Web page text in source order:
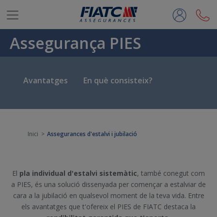
Salta al contingut principal
Assegurança PIES
Avantatges En què consisteix?
Inici Assegurances d'estalvi i jubilació
El pla individual d'estalvi sistemàtic, també conegut com
a PIES, és una solució dissenyada per començar a estalviar de
cara a la jubilació en qualsevol moment de la teva vida. Entre
els avantatges que t'ofereix el PIES de FIATC destaca la